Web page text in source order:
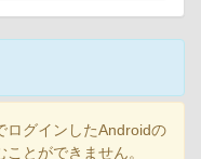
グインしたAndroidの
とができません。